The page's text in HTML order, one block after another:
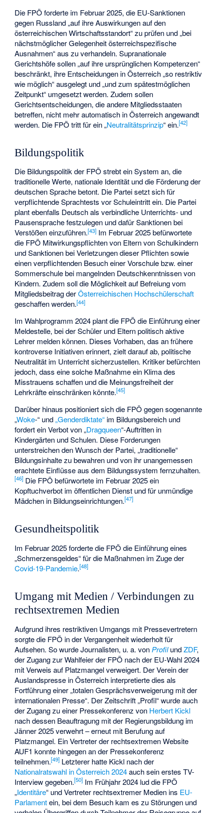
Die FPÖ forderte im Februar 2025, die EU-Sanktionen
gegen Russland „auf ihre Auswirkungen auf den
österreichischen Wirtschaftsstandort“ zu prüfen und „bei
nächstmöglicher Gelegenheit österreichspezifische
Ausnahmen“ aus zu verhandeln. Supranationale
Gerichtshöfe sollen „auf ihre ursprünglichen Kompetenzen“
beschränkt, ihre Entscheidungen in Österreich „so restriktiv
wie möglich“ ausgelegt und „und zum spätestmöglichen
Zeitpunkt“ umgesetzt werden. Zudem sollen
Gerichtsentscheidungen, die andere Mitgliedsstaaten
betreffen, nicht mehr automatisch in Österreich angewandt
werden. Die FPÖ tritt für ein „Neutralitätsprinzip“ ein.[42]
Bildungspolitik
Die Bildungspolitik der FPÖ strebt ein System an, die
traditionelle Werte, nationale Identität und die Förderung der
deutschen Sprache betont. Die Partei setzt sich für
verpflichtende Sprachtests vor Schuleintritt ein. Die Partei
plant ebenfalls Deutsch als verbindliche Unterrichts- und
Pausensprache festzulegen und dafür Sanktionen bei
Verstößen einzuführen.[43] Im Februar 2025 befürwortete
die FPÖ Mitwirkungspflichten von Eltern von Schulkindern
und Sanktionen bei Verletzungen dieser Pflichten sowie
einen verpflichtenden Besuch einer Vorschule bzw. einer
Sommerschule bei mangelnden Deutschkenntnissen von
Kindern. Zudem soll die Möglichkeit auf Befreiung vom
Mitgliedsbeitrag derÖsterreichischen Hochschülerschaft
geschaffen werden.[44]
Im Wahlprogramm 2024 plant die FPÖ die Einführung einer
Meldestelle, bei der Schüler und Eltern politisch aktive
Lehrer melden können. Dieses Vorhaben, das an frühere
kontroverse Initiativen erinnert, zielt darauf ab, politische
Neutralität im Unterricht sicherzustellen. Kritiker befürchten
jedoch, dass eine solche Maßnahme ein Klima des
Misstrauens schaffen und die Meinungsfreiheit der
Lehrkräfte einschränken könnte.[45]
Darüber hinaus positioniert sich die FPÖ gegen sogenannte
„Woke-“ und„Genderdiktate“ im Bildungsbereich und
fordert ein Verbot von „Dragqueen“-Auftritten in
Kindergärten und Schulen. Diese Forderungen
unterstreichen den Wunsch der Partei, „traditionelle“
Bildungsinhalte zu bewahren und von ihr unangemessen
erachtete Einflüsse aus dem Bildungssystem fernzuhalten.
[46] Die FPÖ befürwortete im Februar 2025 ein
Kopftuchverbot im öffentlichen Dienst und für unmündige
Mädchen in Bildungseinrichtungen.[47]
Gesundheitspolitik
Im Februar 2025 forderte die FPÖ die Einführung eines
„Schmerzensgeldes“ für die Maßnahmen im Zuge der
Covid-19-Pandemie.[48]
Umgang mit Medien / Verbindungen zu
rechtsextremen Medien
Aufgrund ihres restriktiven Umgangs mit Pressevertretern
sorgte die FPÖ in der Vergangenheit wiederholt für
Aufsehen. So wurde Journalisten, u. a. von ProfilundZDF,
der Zugang zur Wahlfeier der FPÖ nach der EU-Wahl 2024
mit Verweis auf Platzmangel verweigert. Der Verein der
Auslandspresse in Österreich interpretierte dies als
Fortführung einer „totalen Gesprächsverweigerung mit der
internationalen Presse“. Der Zeitschrift „Profil“ wurde auch
der Zugang zu einer Pressekonferenz von Herbert Kickl
nach dessen Beauftragung mit der Regierungsbildung im
Jänner 2025 verwehrt – erneut mit Berufung auf
Platzmangel. Ein Vertreter der rechtsextremen Website
AUF1 konnte hingegen an der Pressekonferenz
teilnehmen.[49] Letzterer hatte Kickl nach der
Nationalratswahl in Österreich 2024auch sein erstes TV-
Interview gegeben.[50] Im Frühjahr 2024 lud die FPÖ
„Identitäre“ und Vertreter rechtsextremer Medien ins EU-
Parlamentein, bei dem Besuch kam es zu Störungen und